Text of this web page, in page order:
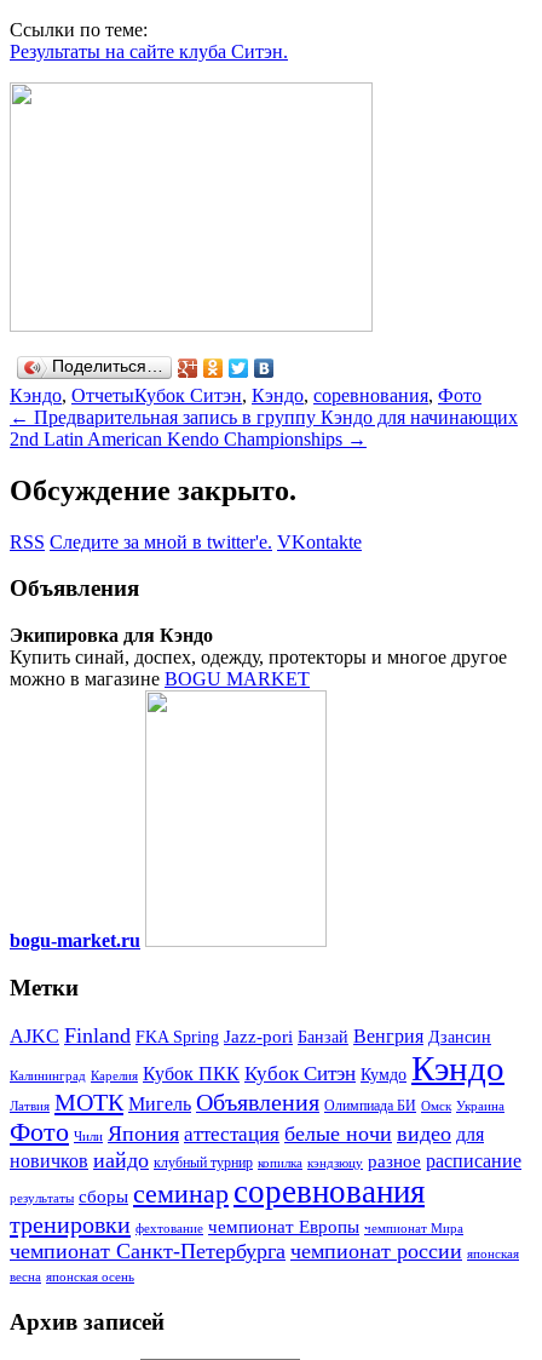
Ссылки по теме:
Результаты на сайте клуба Ситэн.
Поделиться…
Кэндо, ОтчетыКубок Ситэн, Кэндо, соревнования, Фото
← Предварительная запись в группу Кэндо для начинающих
2nd Latin American Kendo ­Championships →
Обсуждение закрыто.
RSS Следите за мной в twitter'е. VKontakte
Объявления
Экипировка для Кэндо
Купить синай, доспех, одежду, протекторы и многое другое
можно в магазине BOGU MARKET
bogu-market.ru
Метки
AJKC Finland FKA Spring Jazz-pori Банзай Венгрия Дзансин
Калининград Карелия Кубок ПКК Кубок Ситэн Кумдо Кэндо
Латвия МОТК Мигель Объявления Олимпиада БИ Омск Украина
Фото Чили Япония аттестация белые ночи видео для
новичков иайдо клубный турнир копилка кэндзюцу разное расписание
результаты сборы семинар соревнования
тренировки фехтование чемпионат Европы чемпионат Мира
чемпионат Санкт-Петербурга чемпионат россии японская
весна японская осень
Архив записей